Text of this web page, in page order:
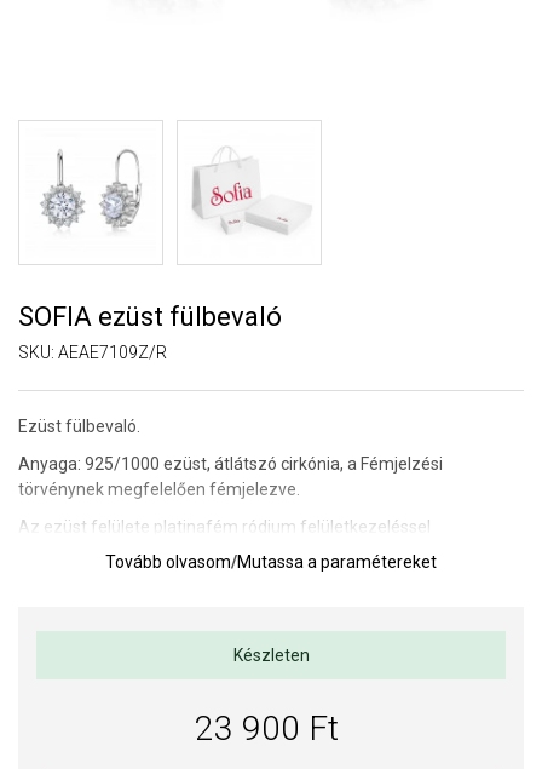
SOFIA ezüst fülbevaló
SKU: AEAE7109Z/R
Ezüst fülbevaló.
Anyaga: 925/1000 ezüst, átlátszó cirkónia, a Fémjelzési
törvénynek megfelelően fémjelezve.
Az ezüst felülete platinafém ródium felületkezeléssel
rendelkezik, ami garantálja a magas fényt és a minőséget.
Súly: 4 g
Az anyagok és a kivitelezés minősége elsőrendű számunkra.
megfelel az igényes követelményeknek.
Tovább olvasom/Mutassa a paramétereket
Készleten
23 900 Ft